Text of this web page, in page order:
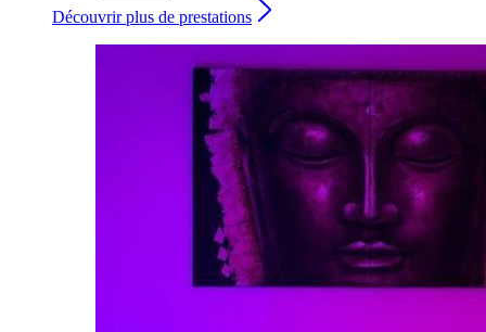
Découvrir plus de prestations